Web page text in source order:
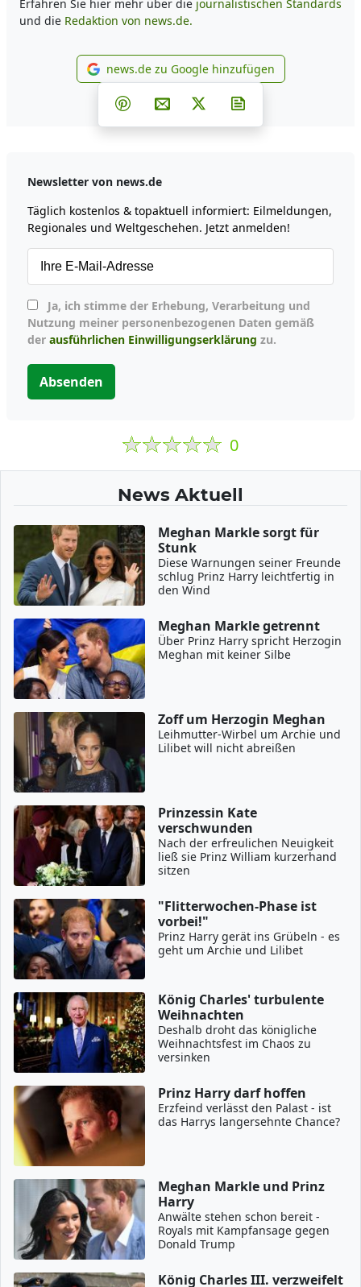
Erfahren Sie hier mehr über die journalistischen Standards
und die Redaktion von news.de.
news.de zu Google
news.de zu Google hinzufügen
Teilen auf Facebook
Teilen auf Whatsapp
Teilen auf Telegram
Teilen auf Pinterest
Per E-Mail teilen
Post auf X
Newsletter von news.de
Täglich kostenlos & topaktuell informiert: Eilmeldungen,
Regionales und Weltgeschehen. Jetzt anmelden!
Nutzung meiner personenbezogenen Daten gemäß
der ausführlichen Einwilligungserklärung zu.
Absenden
0
News Aktuell
Meghan Markle sorgt für
Stunk
Diese Warnungen seiner Freunde
schlug Prinz Harry leichtfertig in
den Wind
Meghan Markle getrennt
Über Prinz Harry spricht Herzogin
Meghan mit keiner Silbe
Zoff um Herzogin Meghan
Leihmutter-Wirbel um Archie und
Lilibet will nicht abreißen
Prinzessin Kate
verschwunden
Nach der erfreulichen Neuigkeit
ließ sie Prinz William kurzerhand
sitzen
"Flitterwochen-Phase ist
vorbei!"
Prinz Harry gerät ins Grübeln - es
geht um Archie und Lilibet
König Charles' turbulente
Weihnachten
Deshalb droht das königliche
Weihnachtsfest im Chaos zu
versinken
Prinz Harry darf hoffen
Erzfeind verlässt den Palast - ist
das Harrys langersehnte Chance?
Meghan Markle und Prinz
Harry
Anwälte stehen schon bereit -
Royals mit Kampfansage gegen
Donald Trump
König Charles III. verzweifelt